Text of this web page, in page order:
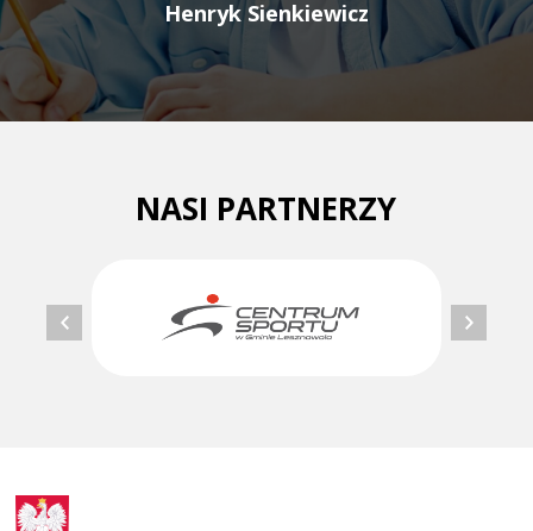
Henryk Sienkiewicz
NASI PARTNERZY